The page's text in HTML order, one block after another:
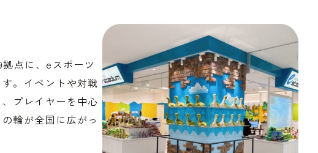
点に、eスポーツ
。イベントや対戦
プレイヤーを中心
輪が全国に広がっ